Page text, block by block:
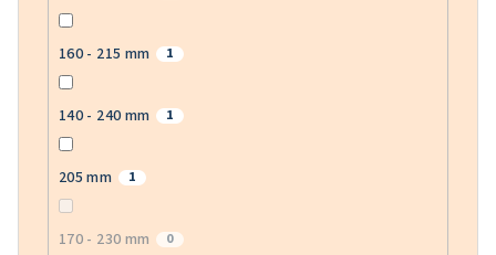
160 - 215 mm 1
140 - 240 mm 1
205 mm 1
170 - 230 mm 0